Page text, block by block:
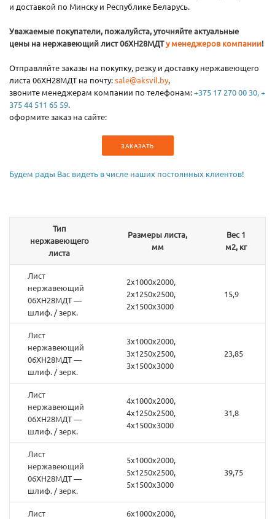
и доставкой по Минску и Республике Беларусь.
Уважаемые покупатели, пожалуйста, уточняйте актуальные
цены на нержавеющий лист 06ХН28МДТу менеджеров компании!
Отправляйте заказы на покупку, резку и доставку нержавеющего
листа 06ХН28МДТ на почту:sale@aksvil.by,
звоните менеджерам компании по телефонам:+375 17 270 00 30, +
375 44 511 65 59.
оформите заказ на сайте:
ЗАКАЗАТЬ
Будем рады Вас видеть в числе наших постоянных клиентов!
Тип
нержавеющего
листа
Размеры листа,
мм
Вес 1
м2, кг
Лист
нержавеющий
06ХН28МДТ —
шлиф. / зерк.
2х1000х2000,
2х1250х2500,
2х1500х3000
15,9
Лист
нержавеющий
06ХН28МДТ —
шлиф. / зерк.
3х1000х2000,
3х1250х2500,
3х1500х3000
23,85
Лист
нержавеющий
06ХН28МДТ —
шлиф. / зерк.
4х1000х2000,
4х1250х2500,
4х1500х3000
31,8
Лист
нержавеющий
06ХН28МДТ —
шлиф. / зерк.
5х1000х2000,
5х1250х2500,
5х1500х3000
39,75
Лист
6х1000х2000,